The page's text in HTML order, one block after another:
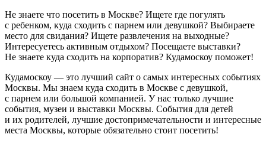
Не знаете что посетить в Москве? Ищете где погулять
с ребенком, куда сходить с парнем или девушкой? Выбираете
место для свидания? Ищете развлечения на выходные?
Интересуетесь активным отдыхом? Посещаете выставки?
Не знаете куда сходить на корпоратив? Кудамоскоу поможет!
Кудамоскоу — это лучший сайт о самых интересных событиях
Москвы. Мы знаем куда сходить в Москве с девушкой,
с парнем или большой компанией. У нас только лучшие
события, музеи и выставки Москвы. События для детей
и их родителей, лучшие достопримечательности и интересные
места Москвы, которые обязательно стоит посетить!